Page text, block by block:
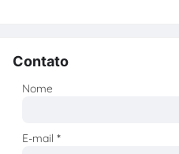
Contato
Nome
E-mail*